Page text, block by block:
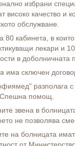
избрани
високо качество и
обслужване.
80 кабинета, в
лекари и
в доболничната
има сключен
разполага с
помощ.
звена в
не позволява
на болницата